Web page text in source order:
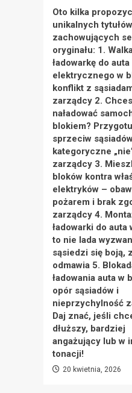
Oto kilka
unikalnych tytułów
zachowujących
oryginału: 1.
ładowarkę do auta
elektrycznego w
konflikt z
zarządcy 2.
naładować
blokiem?
sprzeciw
kategoryczne
zarządcy 3.
bloków kontra
elektryków –
pożarem i brak
zarządcy 4.
ładowarki do auta
to nie lada
sąsiedzi się boją,
odmawia 5.
ładowania auta w
opór sąsiadów i
nieprzychylność
Daj znać, jeśli
dłuższy, bardziej
angażujący lub w
tonacji!
20 kwietnia, 2026